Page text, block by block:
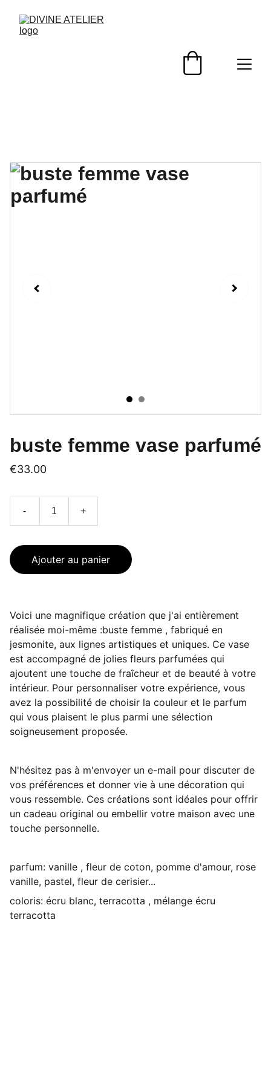
buste femme vase parfumé
€33.00
- +
Ajouter au panier
Voici une magnifique création que j'ai entièrement
réalisée moi-même :buste femme , fabriqué en
jesmonite, aux lignes artistiques et uniques. Ce vase
est accompagné de jolies fleurs parfumées qui
ajoutent une touche de fraîcheur et de beauté à votre
intérieur. Pour personnaliser votre expérience, vous
avez la possibilité de choisir la couleur et le parfum
qui vous plaisent le plus parmi une sélection
soigneusement proposée.
N'hésitez pas à m'envoyer un e-mail pour discuter de
vos préférences et donner vie à une décoration qui
vous ressemble. Ces créations sont idéales pour offrir
un cadeau original ou embellir votre maison avec une
touche personnelle.
parfum: vanille , fleur de coton, pomme d'amour, rose
vanille, pastel, fleur de cerisier...
coloris: écru blanc, terracotta , mélange écru
terracotta